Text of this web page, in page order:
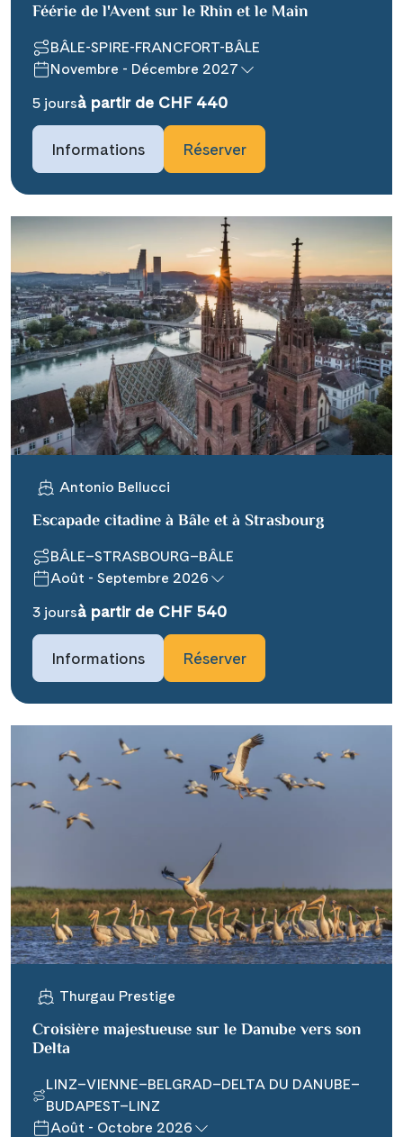
Teile diese Reise
### headline_default does not exist in
object type Ausflug ###
Facebook
Messenger
X
WhatsApp
per E-Mail senden
Link kopieren
### beschreibung_headline_default
does not exist in object type Ausflug
###
Féérie de l'Avent sur le Rhin et le Main
BÂLE-SPIRE-FRANCFORT-BÂLE
Novembre - Décembre 2027
5 joursà partir de CHF 440
Informations Réserver
Antonio Bellucci
Escapade citadine à Bâle et à Strasbourg
BÂLE–STRASBOURG–BÂLE
Août - Septembre 2026
3 joursà partir de CHF 540
Informations Réserver
Thurgau Prestige
Croisière majestueuse sur le Danube vers son
Delta
LINZ–VIENNE–BELGRAD–DELTA DU DANUBE–
BUDAPEST–LINZ
Août - Octobre 2026